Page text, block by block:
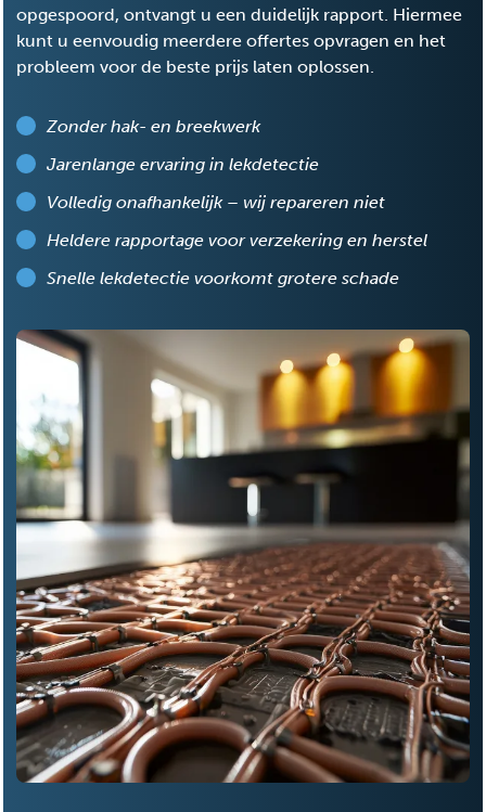
opgespoord, ontvangt u een duidelijk rapport. Hiermee
kunt u eenvoudig meerdere offertes opvragen en het
probleem voor de beste prijs laten oplossen.
Zonder hak- en breekwerk
Jarenlange ervaring in lekdetectie
Volledig onafhankelijk – wij repareren niet
Heldere rapportage voor verzekering en herstel
Snelle lekdetectie voorkomt grotere schade